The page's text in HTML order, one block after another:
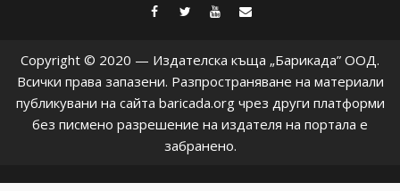
facebook
twitter
youtube
Copyright © 2020 — Издателска къща „Барикада” ООД.
Всички права запазени. Разпространяване на материали
публикувани на сайта baricada.org чрез други платформи
без писмено разрешение на издателя на портала е
забранено.